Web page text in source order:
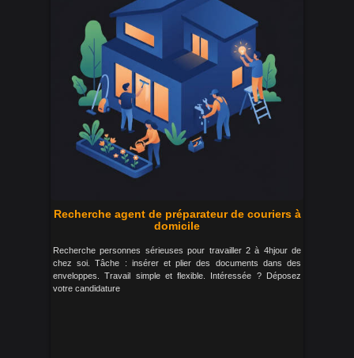
Recherche agent de préparateur de couriers à
domicile
Recherche personnes sérieuses pour travailler 2 à 4hjour de
chez soi. Tâche : insérer et plier des documents dans des
enveloppes. Travail simple et flexible. Intéressée ? Déposez
votre candidature